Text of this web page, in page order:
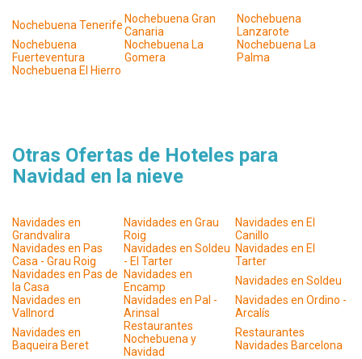
Nochebuena Tenerife Nochebuena Gran
Canaria
Nochebuena
Lanzarote
Nochebuena
Fuerteventura
Nochebuena La
Gomera
Nochebuena La
Palma
Nochebuena El Hierro
Otras Ofertas de Hoteles para
Navidad en la nieve
Navidades en
Grandvalira
Navidades en Grau
Roig
Navidades en El
Canillo
Navidades en Pas
Casa - Grau Roig
Navidades en Soldeu
- El Tarter
Navidades en El
Tarter
Navidades en Pas de
la Casa
Navidades en
Encamp
Navidades en Soldeu
Navidades en
Vallnord
Navidades en Pal -
Arinsal
Navidades en Ordino -
Arcalís
Navidades en
Baqueira Beret
Restaurantes
Nochebuena y
Navidad
Restaurantes
Navidades Barcelona